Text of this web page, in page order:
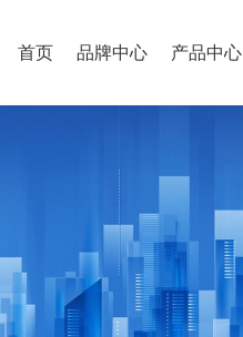
首页 品牌中心 产品中心